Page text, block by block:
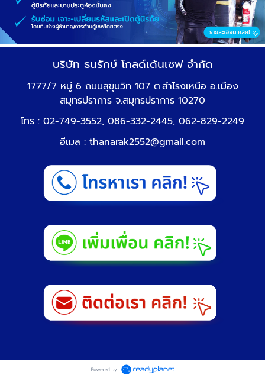
บริษัท ธนรักษ์ โกลด์เด้นเซฟ จำกัด
1777/7 หมู่ 6 ถนนสุขุมวิท 107 ต.สำโรงเหนือ อ.เมือง
สมุทรปราการ จ.สมุทรปราการ 10270
โทร : 02-749-3552, 086-332-2445, 062-829-2249
อีเมล : thanarak2552@gmail.com